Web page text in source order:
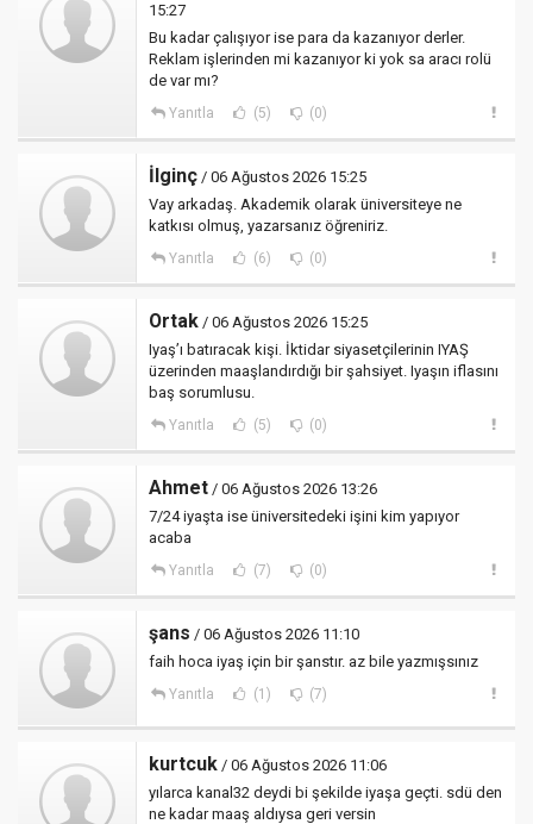
15:27
Bu kadar çalışıyor ise para da kazanıyor derler.
Reklam işlerinden mi kazanıyor ki yok sa aracı rolü
de var mı?
Yanıtla (5) (0)
İlginç / 06 Ağustos 2026 15:25
Vay arkadaş. Akademik olarak üniversiteye ne
katkısı olmuş, yazarsanız öğreniriz.
Yanıtla (6) (0)
Ortak / 06 Ağustos 2026 15:25
Iyaş’ı batıracak kişi. İktidar siyasetçilerinin IYAŞ
üzerinden maaşlandırdığı bir şahsiyet. Iyaşın iflasını
baş sorumlusu.
Yanıtla (5) (0)
Ahmet / 06 Ağustos 2026 13:26
7/24 iyaşta ise üniversitedeki işini kim yapıyor
acaba
Yanıtla (7) (0)
şans / 06 Ağustos 2026 11:10
faih hoca iyaş için bir şanstır. az bile yazmışsınız
Yanıtla (1) (7)
kurtcuk / 06 Ağustos 2026 11:06
yılarca kanal32 deydi bi şekilde iyaşa geçti. sdü den
ne kadar maaş aldıysa geri versin